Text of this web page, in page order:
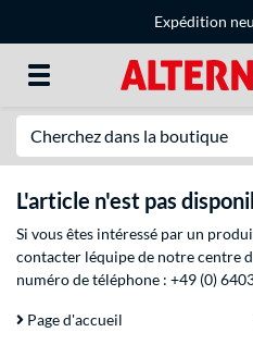
Expédition
L'article n'est pas
Si vous êtes intéressé par un
contacter léquipe de notre centre
numéro de téléphone : +49 (0)
Page d'accueil